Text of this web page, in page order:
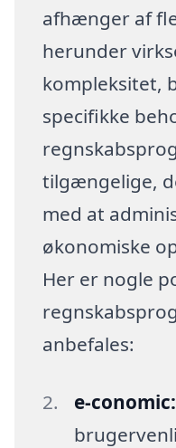
afhænger af
herunder
kompleksitet,
specifikke
tilgængelige,
med at
økonomiske
Her er nogle
anbefales:
e-conomic: